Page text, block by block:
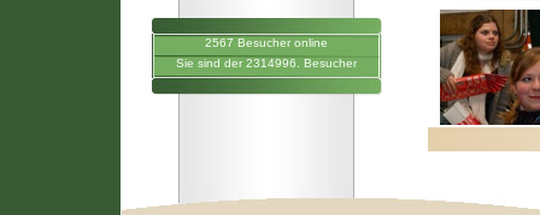
2567 Besucher online
Sie sind der 2314996. Besucher